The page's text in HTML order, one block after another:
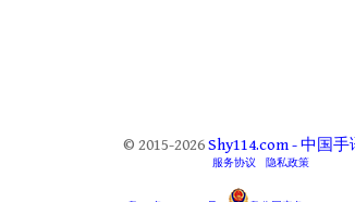
© 2015-2026Shy114.com - 中国
服务协议 隐私政策